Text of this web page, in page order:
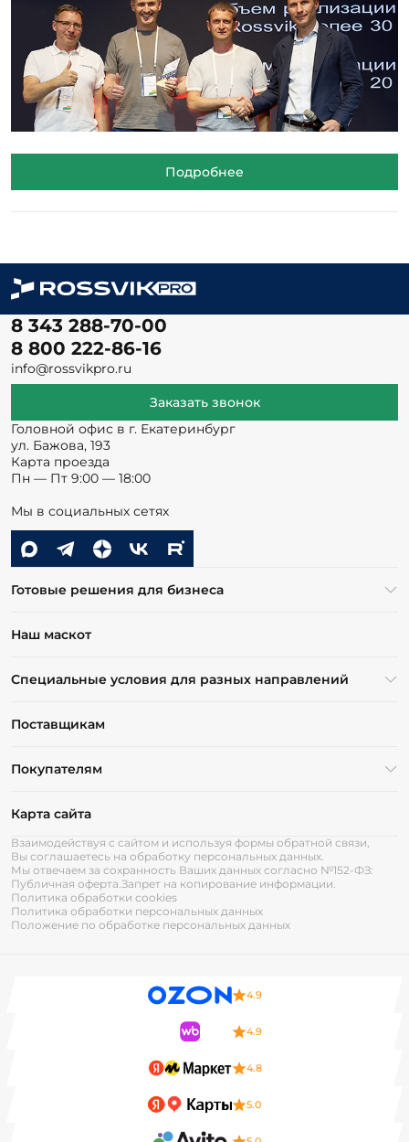
Подробнее
8 343 288-70-00
8 800 222-86-16
info@rossvikpro.ru
Заказать звонок
Головной офис в г. Екатеринбург
ул. Бажова, 193
Карта проезда
Пн — Пт 9:00 — 18:00
Мы в социальных сетях
Готовые решения для бизнеса
Наш маскот
Специальные условия для разных направлений
Поставщикам
Покупателям
Карта сайта
Взаимодействуя с сайтом и используя формы обратной связи,
Вы соглашаетесь на обработку персональных данных.
Мы отвечаем за сохранность Ваших данных согласно №152-ФЗ:
Публичная оферта.Запрет на копирование информации.
Политика обработки cookies
Политика обработки персональных данных
Положение по обработке персональных данных
4.9
4.9
4.8
5.0